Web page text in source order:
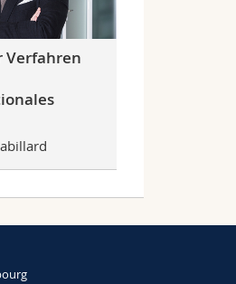
Verfahren